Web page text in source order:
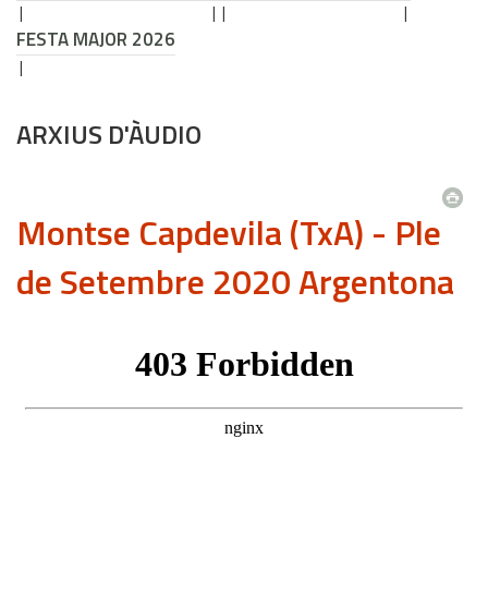
FESTA MAJOR 2026
ARXIUS D'ÀUDIO
Montse Capdevila (TxA) - Ple
de Setembre 2020 Argentona